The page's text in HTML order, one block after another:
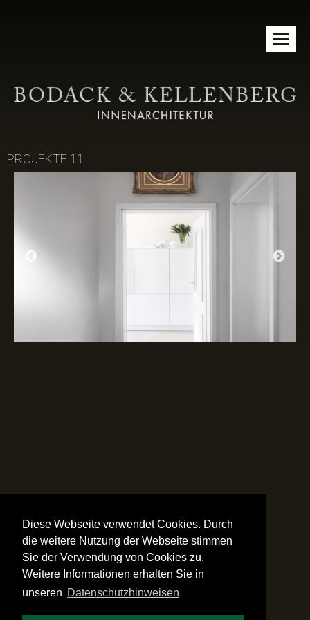
Diese Webseite verwendet Cookies. Durch
die weitere Nutzung der Webseite stimmen
Sie der Verwendung von Cookies zu.
Weitere Informationen erhalten Sie in
unseren Datenschutzhinweisen
Toggle
PROJEKTE 11